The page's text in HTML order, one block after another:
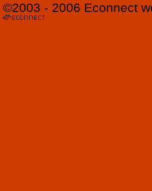
©2003 - 2006 Econnect